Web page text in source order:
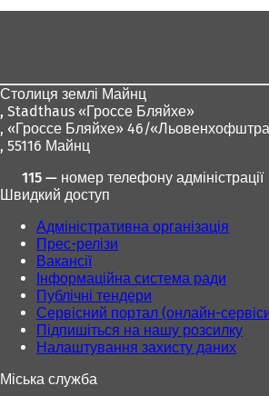
Столиця землі Майнц
, Stadthaus «Гроссе Бляйхе»
, «Гроссе Бляйхе» 46/
, 55116 Майнц
115 — номер телефону адміністрації
Швидкий доступ
Адміністративна організація
Прес-релізи
Вакансії
Інформаційна система ради
Публічні тендери
Сервісний портал (онлайн-
Підпишіться на нашу розсилку
Налаштування захисту даних
Міська служба